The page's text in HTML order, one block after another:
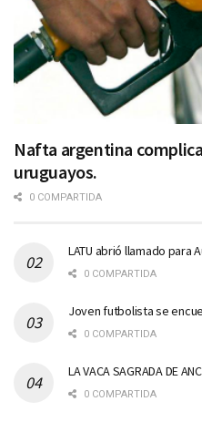
Nafta argentina
uruguayos.
0 COMPARTIDA
LATU abrió llamado para
0 COMPARTIDA
Joven futbolista se
0 COMPARTIDA
LA VACA SAGRADA DE
0 COMPARTIDA